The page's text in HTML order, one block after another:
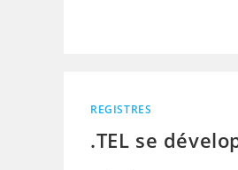
REGISTRES
.TEL se